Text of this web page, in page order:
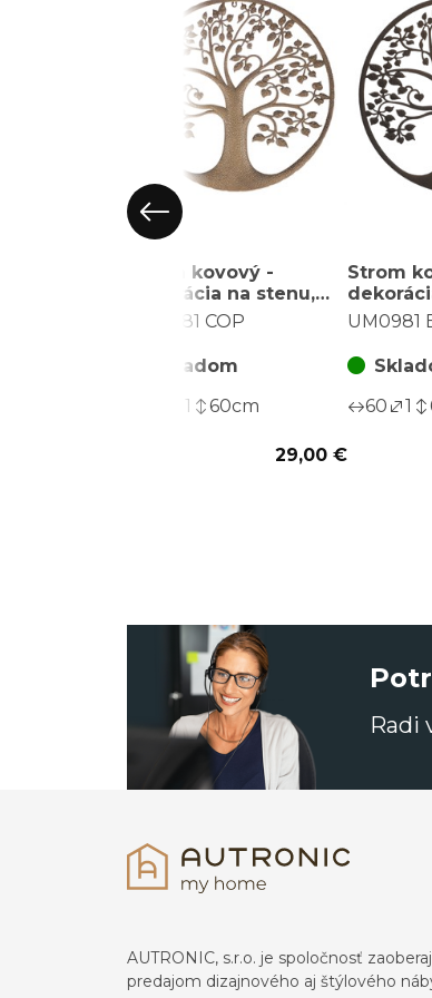
Strom kovový -
dekorácia na stenu,
farba medená
UM0981 COP
Skladom
1 60cm
29,00 €
Strom
farba
UM0981
60
1
Radi
AUTRONIC, s.r.o. je spoločnosť
predajom dizajnového aj štýlového